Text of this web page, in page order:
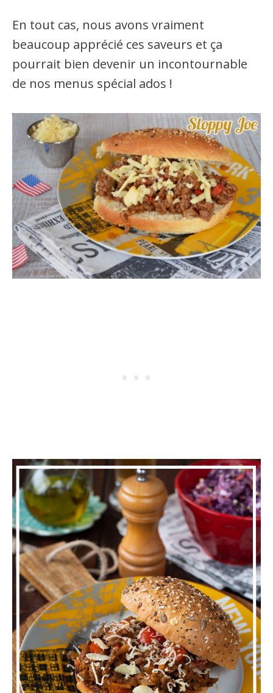
En tout cas, nous avons vraiment
beaucoup apprécié ces saveurs et ça
pourrait bien devenir un incontournable
de nos menus spécial ados !